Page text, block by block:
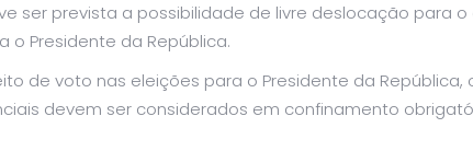
ser prevista a possibilidade de livre deslocação para
o Presidente da República.
de voto nas eleições para o Presidente da República,
devem ser considerados em confinamento